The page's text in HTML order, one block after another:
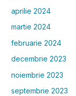
aprilie 2024
martie 2024
februarie 2024
decembrie 2023
noiembrie 2023
septembrie 2023